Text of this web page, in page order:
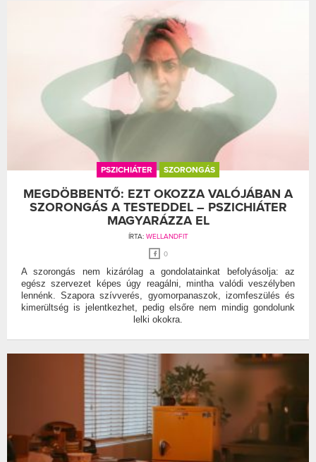
PSZICHIÁTER SZORONGÁS
MEGDÖBBENTŐ: EZT OKOZZA VALÓJÁBAN A
SZORONGÁS A TESTEDDEL – PSZICHIÁTER
MAGYARÁZZA EL
ÍRTA: WELLANDFIT
0
A szorongás nem kizárólag a gondolatainkat befolyásolja: az
egész szervezet képes úgy reagálni, mintha valódi veszélyben
lennénk. Szapora szívverés, gyomorpanaszok, izomfeszülés és
kimerültség is jelentkezhet, pedig elsőre nem mindig gondolunk
lelki okokra.